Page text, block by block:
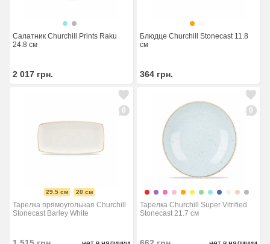
Салатник Churchill Prints Raku
24.8 см
2 017 грн.
Блюдце Churchill Stonecast 11.8
см
364 грн.
0
29.5 см 20 см
Тарелка прямоугольная Churchill
Stonecast Barley White
0
Тарелка Churchill Super Vitrified
Stonecast 21.7 см